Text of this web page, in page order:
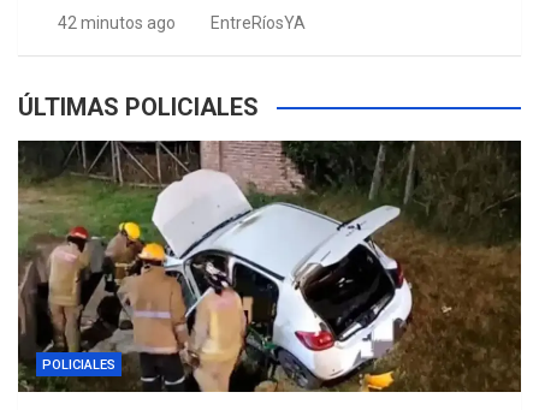
42 minutos ago EntreRíosYA
ÚLTIMAS POLICIALES
POLICIALES